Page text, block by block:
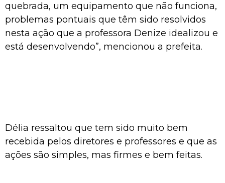
quebrada, um equipamento que não funciona,
problemas pontuais que têm sido resolvidos
nesta ação que a professora Denize idealizou e
está desenvolvendo”, mencionou a prefeita.
Délia ressaltou que tem sido muito bem
recebida pelos diretores e professores e que as
ações são simples, mas firmes e bem feitas.